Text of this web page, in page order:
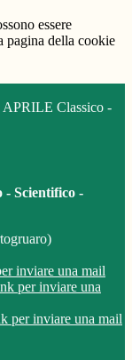
essere
pagina della cookie
Classico -
Scientifico -
inviare una mail
per inviare una
per inviare una mail